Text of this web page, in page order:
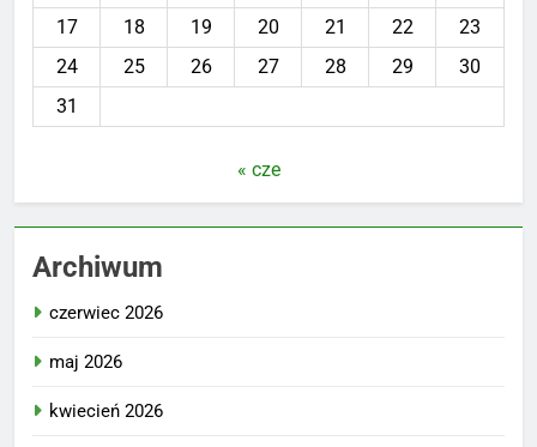
17
18 19 20 21 22
23
24
25 26 27 28 29
30
31
« cze
Archiwum
czerwiec 2026
maj 2026
kwiecień 2026